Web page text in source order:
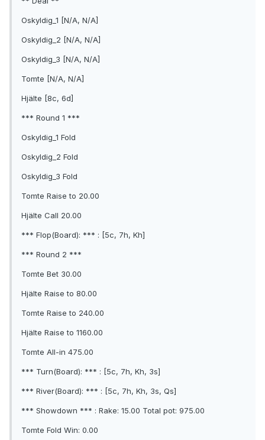
Oskyldig_1 [N/A, N/A]
Oskyldig_2 [N/A, N/A]
Oskyldig_3 [N/A, N/A]
Tomte [N/A, N/A]
Hjälte [8c, 6d]
*** Round 1 ***
Oskyldig_1 Fold
Oskyldig_2 Fold
Oskyldig_3 Fold
Tomte Raise to 20.00
Hjälte Call 20.00
*** Flop(Board): *** : [5c, 7h, Kh]
*** Round 2 ***
Tomte Bet 30.00
Hjälte Raise to 80.00
Tomte Raise to 240.00
Hjälte Raise to 1160.00
Tomte All-in 475.00
*** Turn(Board): *** : [5c, 7h, Kh, 3s]
*** River(Board): *** : [5c, 7h, Kh, 3s, Qs]
*** Showdown *** : Rake: 15.00 Total pot: 975.00
Tomte Fold Win: 0.00